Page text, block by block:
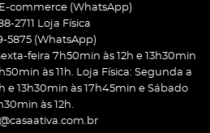
E-commerce (WhatsApp)
2711 Loja Física
5875 (WhatsApp)
feira 7h50min às 12h e 13h30min
às 11h. Loja Física: Segunda a
e 13h30min às 17h45min e Sábado
às 12h.